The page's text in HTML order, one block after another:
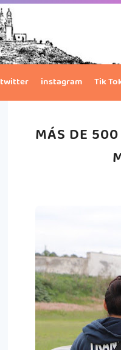
twitter instagram Tik
MÁS DE